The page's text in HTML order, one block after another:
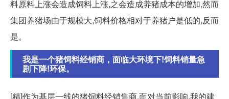
料原料上涨会造成饲料上涨,之会造成养猪成本的增加,然而
集团养猪场由于规模大,饲料价格相对于养猪户是低的,反而
是。
我是一个猪饲料经销商，面临大环境下!饲料销量急
剧下降!环保。
[精]作为基层一线的猪饲料经销售商,面对当前影响,我的建